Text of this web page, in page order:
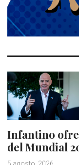
Infantino
del Mundial